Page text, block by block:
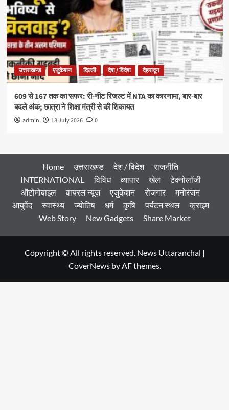
उत्तराखण्ड एजुकेशन दिल्ली देश / विदेश देहरादून
609 से 167 तक का सफर: री-नीट रिजल्ट में NTA का कारनामा, बार-बार
बदले अंक; छात्रा ने शिक्षा मंत्री से की शिकायत
admin 18 July 2026 0
Home उत्तराखण्ड देश / विदेश
राजनीति
INTERNATIONAL
विविध व्यापार खेल
टेक्नोलॉजी
ऑटोमोबाइल
वायरल न्यूज़ एजुकेशन रोजगार
मनोरंजन
आयुर्वेद
स्वास्थ्य ज्योतिष धर्म कृषि पर्यटन स्थल
क्राइम
Web Story
New Gadgets Share Market
Copyright © All rights reserved. News Uttaranchal |
CoverNewsby AF themes.